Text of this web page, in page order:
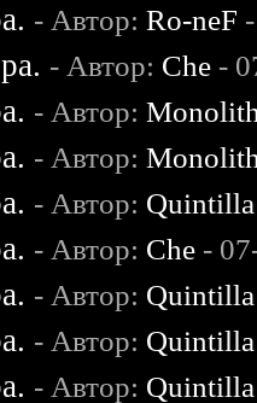
- Автор:Ro-neF
- Автор: Che -
- Автор:
- Автор:
- Автор: Quintilla
- Автор: Che -
- Автор: Quintilla
- Автор: Quintilla
- Автор: Quintilla